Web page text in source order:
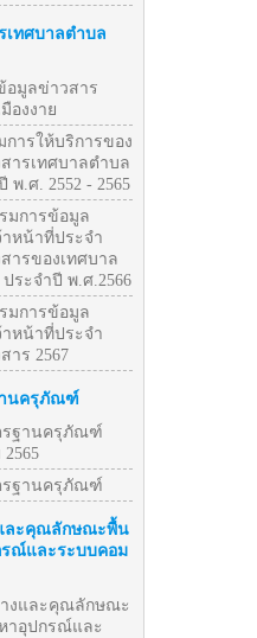
ทศบาลตำบล
อมูลข่าวสาร
องงาย
ารให้บริการของ
ารเทศบาลตำบล
พ.ศ. 2552 - 2565
มการข้อมูล
หน้าที่ประจำ
ารของเทศบาล
ระจำปี พ.ศ.2566
มการข้อมูล
หน้าที่ประจำ
าร 2567
นครุภัณฑ์
ฐานครุภัณฑ์
ฐานครุภัณฑ์
ละคุณลักษณะพื้น
ณ์และระบบคอม
งและคุณลักษณะ
าอุปกรณ์และ